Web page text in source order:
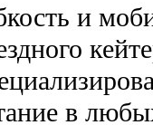
и
в